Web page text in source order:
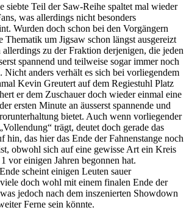
siebte Teil der Saw-Reihe spaltet mal wieder
was allerdings nicht besonders
Wurden doch schon bei den Vorgängern
Thematik um Jigsaw schon längst ausgereizt
zu der Fraktion derjenigen, die jeden
spannend und teilweise sogar immer noch
anders verhält es sich bei vorliegendem
Kevin Greutert auf dem Regiestuhl Platz
er dem Zuschauer doch wieder einmal eine
ersten Minute an äusserst spannende und
bietet. Auch wenn vorliegender
trägt, deutet doch gerade das
hin, das hier das Ende der Fahnenstange noch
obwohl sich auf eine gewisse Art ein Kreis
vor einigen Jahren begonnen hat.
scheint einigen Leuten sauer
doch wohl mit einem finalen Ende der
jedoch nach dem inszenierten Showdown
Ferne sein könnte.